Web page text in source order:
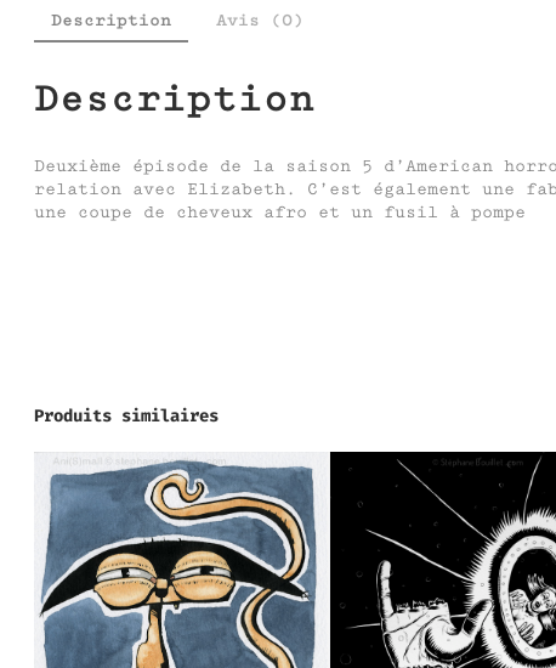
Description Avis (0)
Description
Deuxième épisode de la saison 5 d’American
relation avec Elizabeth. C’est également une
une coupe de cheveux afro et un fusil à pompe
Produits similaires